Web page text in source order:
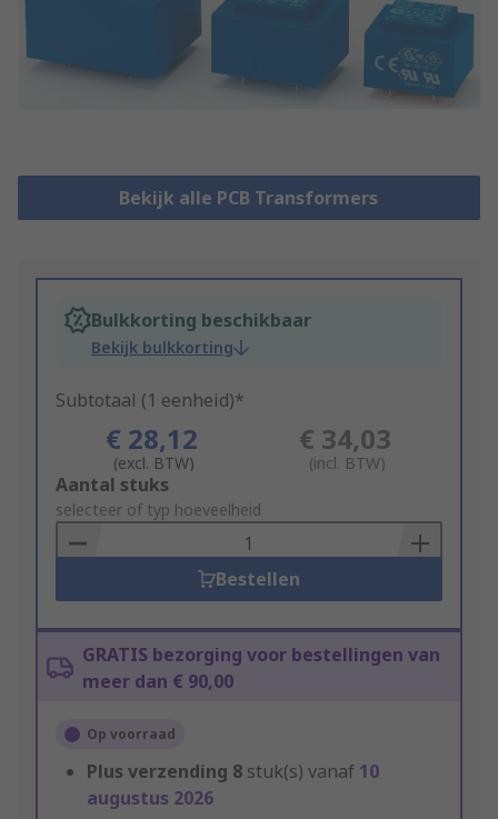
Bekijk alle PCB Transformers
Bulkkorting beschikbaar
Bekijk bulkkorting
Subtotaal (1 eenheid)*
€ 28,12
(excl. BTW)
€ 34,03
(incl. BTW)
Add
to
Basket
Aantal stuks
selecteer of typ hoeveelheid
Bestellen
GRATIS bezorging voor bestellingen van
meer dan € 90,00
Op voorraad
Plus verzending 8 stuk(s) vanaf 10
augustus 2026